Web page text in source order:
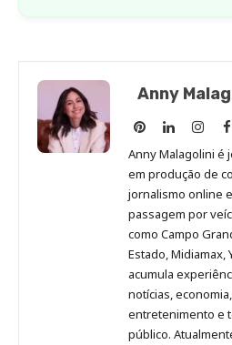
Anny
Anny
Malagolini
no
Pinterest
Anny
no
LinkedIn
Anny
no
Anny Malagolini é
em produção de
jornalismo online
passagem por
como Campo
Estado, Midiamax,
acumula
notícias,
entretenimento e
público.